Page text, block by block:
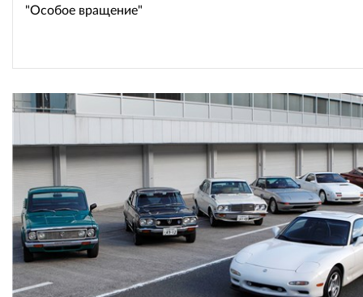
"Особое вращение"